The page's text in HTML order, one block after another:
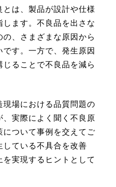
は、製品が設計や仕様
ます。不良品を出さな
、さまざまな原因から
す。一方で、発生原因
ることで不良品を減ら
場における品質問題の
実際によく聞く不良原
について事例を交えてご
ている不具合を改善
を実現するヒントとして